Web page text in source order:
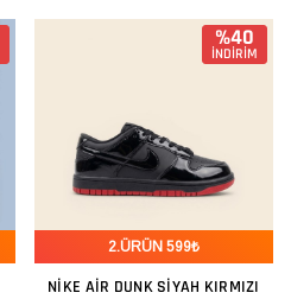
%40
İNDİRİM
2.ÜRÜN 599₺
NIKE AIR DUNK SIYAH KIRMIZI